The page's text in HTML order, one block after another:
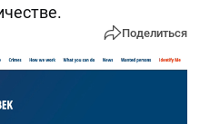
Поделиться